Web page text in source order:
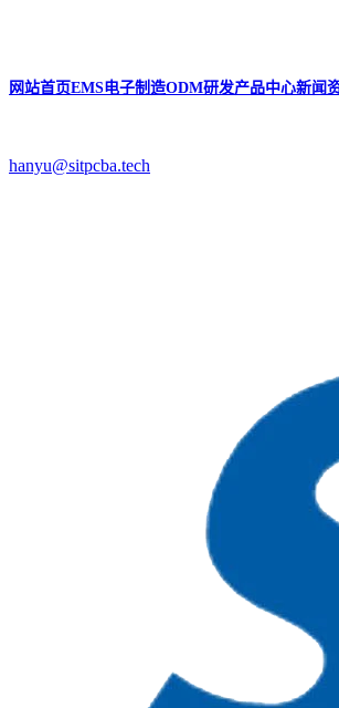
网站首页EMS电子制造ODM研发产品中心新闻
hanyu@sitpcba.tech